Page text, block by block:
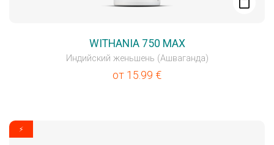
WITHANIA 750 MAX
Индийский женьшень (Ашваганда)
от 15.99 €
⚡